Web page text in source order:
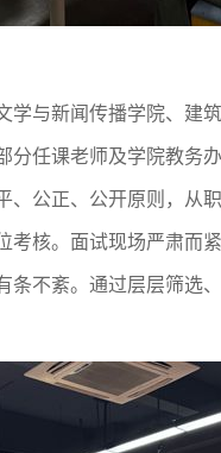
学与新闻传播学院、建
分任课老师及学院教务
、公正、公开原则，从
考核。面试现场严肃而
条不紊。通过层层筛选